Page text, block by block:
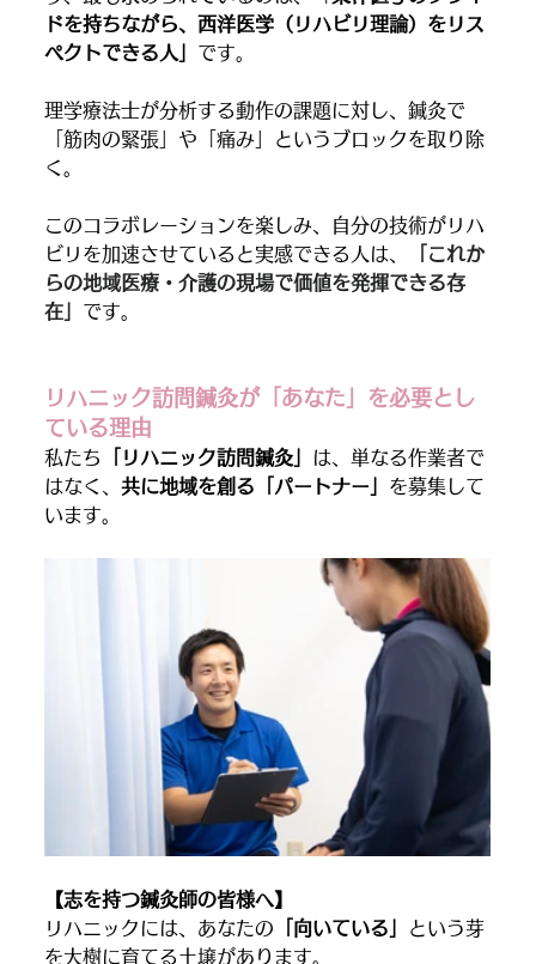
ドを持ちながら、西洋医学（リハビリ理論）をリス
ペクトできる人」 です。
理学療法士が分析する動作の課題に対し、鍼灸で
「筋肉の緊張」や「痛み」というブロックを取り除
く。
このコラボレーションを楽しみ、自分の技術がリハ
ビリを加速させていると実感できる人は、
「これか
らの地域医療・介護の現場で価値を発揮できる存
在」 です。
リハニック訪問鍼灸が「あなた」を必要とし
ている理由
私たち 「リハニック訪問鍼灸」
は、単なる作業者で
はなく、共に地域を創る「パートナー」 を募集して
います。
【志を持つ鍼灸師の皆様へ】
リハニックには、あなたの 「向いている」
という芽
を大樹に育てる土壌があります。